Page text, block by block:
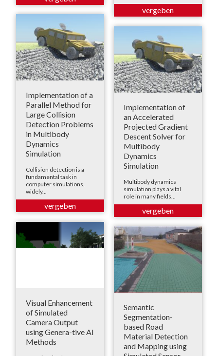
Implementation of a
Parallel Method for
Large Collision
Detection Problems
in Multibody
Dynamics
Simulation
Collision detection is a
fundamental task in
computer simulations,
widely...
Implementation of
an Accelerated
Projected Gradient
Descent Solver for
Multibody
Dynamics
Simulation
Multibody dynamics
simulation plays a vital
role in many fields...
Visual Enhancement
of Simulated
Camera Output
using Genera-tive AI
Methods
Semantic
Segmentation-
based Road
Material Detection
and Mapping using